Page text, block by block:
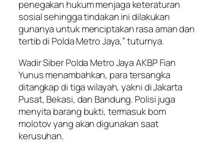
penegakan hukum menjaga keteraturan
sosial sehingga tindakan ini dilakukan
gunanya untuk menciptakan rasa aman dan
tertib di Polda Metro Jaya,” tuturnya.
Wadir Siber Polda Metro Jaya AKBP Fian
Yunus menambahkan, para tersangka
ditangkap di tiga wilayah, yakni di Jakarta
Pusat, Bekasi, dan Bandung. Polisi juga
menyita barang bukti, termasuk bom
molotov yang akan digunakan saat
kerusuhan.